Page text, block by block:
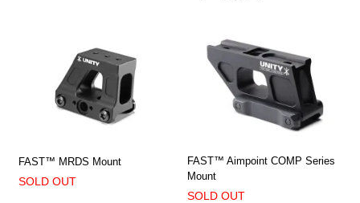
FAST™ MRDS Mount
SOLD OUT
FAST™ Aimpoint COMP Series
Mount
SOLD OUT